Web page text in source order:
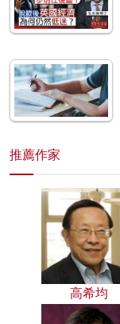
推薦作家
高希均